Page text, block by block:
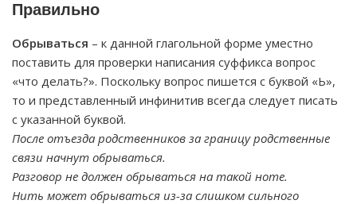
Правильно
Обрываться – к данной глагольной форме уместно
поставить для проверки написания суффикса вопрос
«что делать?». Поскольку вопрос пишется с буквой «Ь»,
то и представленный инфинитив всегда следует писать
с указанной буквой.
После отъезда родственников за границу родственные
связи начнут обрываться.
Разговор не должен обрываться на такой ноте.
Нить может обрываться из-за слишком сильного